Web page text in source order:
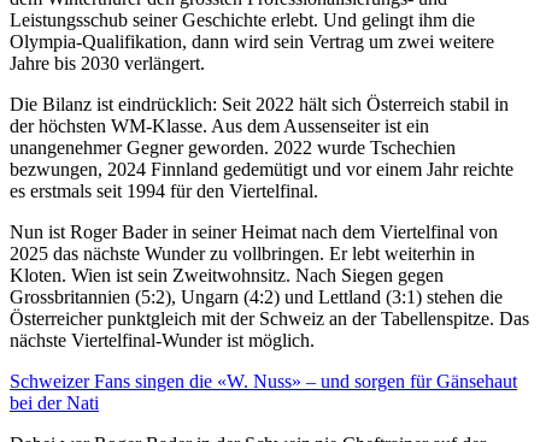
Leistungsschub seiner Geschichte erlebt. Und gelingt ihm die
Olympia-Qualifikation, dann wird sein Vertrag um zwei weitere
Jahre bis 2030 verlängert.
Die Bilanz ist eindrücklich: Seit 2022 hält sich Österreich stabil in
der höchsten WM-Klasse. Aus dem Aussenseiter ist ein
unangenehmer Gegner geworden. 2022 wurde Tschechien
bezwungen, 2024 Finnland gedemütigt und vor einem Jahr reichte
es erstmals seit 1994 für den Viertelfinal.
Nun ist Roger Bader in seiner Heimat nach dem Viertelfinal von
2025 das nächste Wunder zu vollbringen. Er lebt weiterhin in
Kloten. Wien ist sein Zweitwohnsitz. Nach Siegen gegen
Grossbritannien (5:2), Ungarn (4:2) und Lettland (3:1) stehen die
Österreicher punktgleich mit der Schweiz an der Tabellenspitze. Das
nächste Viertelfinal-Wunder ist möglich.
Schweizer Fans singen die «W. Nuss» – und sorgen für Gänsehaut
bei der Nati